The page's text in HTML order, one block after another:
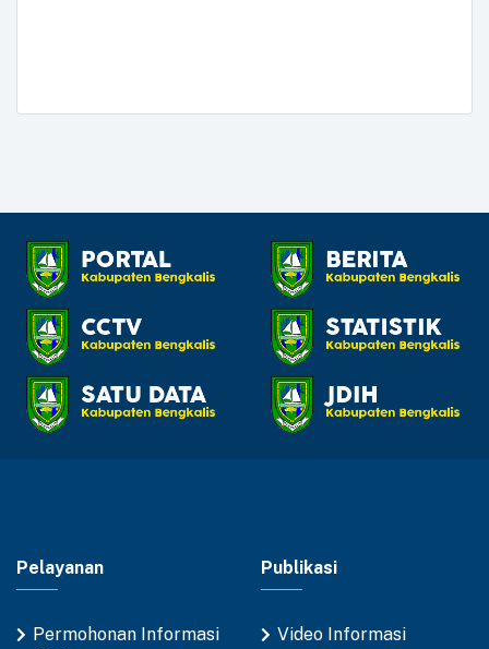
Pelayanan
Permohonan Informasi
Publikasi
Video Informasi